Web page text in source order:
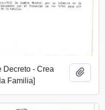
Decreto - Crea
Familia]
Add